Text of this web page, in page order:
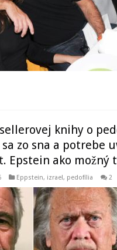
knihy o
zo sna a potrebe
Epstein ako možný
Eppstein, izrael, pedofília 2